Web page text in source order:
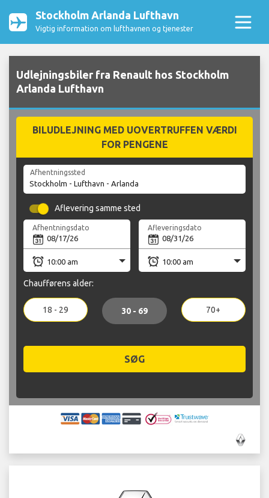
Stockholm Arlanda Lufthavn
Vigtig information om lufthavnen og tjenester
Udlejningsbiler fra Renault hos Stockholm
Arlanda Lufthavn
BILUDLEJNING MED UOVERTRUFFEN VÆRDI
FOR PENGENE
Afhentningssted
Aflevering samme sted
Afhentningsdato Afleveringsdato
Chaufførens alder:
18 - 29 30 - 69 70+
SØG